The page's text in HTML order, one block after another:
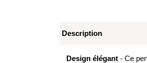
Description
Design élégant - Ce